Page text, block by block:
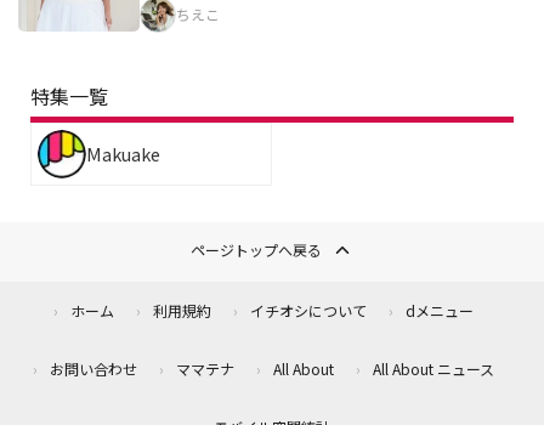
ちえこ
特集一覧
Makuake
ページトップへ戻る
ホーム 利用規約 イチオシについて dメニュー
お問い合わせ ママテナ All About All About ニュース